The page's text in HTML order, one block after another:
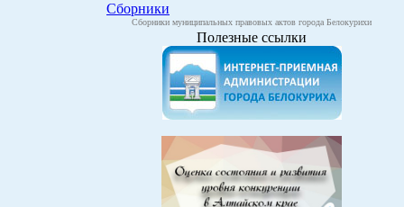
Сборники
Сборники муниципальных правовых актов города Белокурихи
Полезные ссылки